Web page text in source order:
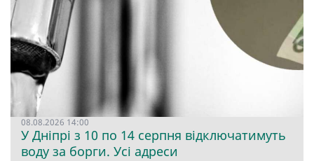
08.08.2026 14:00
У Дніпрі з 10 по 14 серпня відключатимуть
воду за борги. Усі адреси